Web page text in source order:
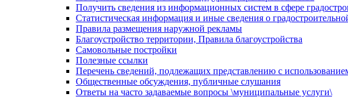
Получить сведения из информационных систем в сфере
Статистическая информация и иные сведения о
Правила размещения наружной рекламы
Благоустройство территории, Правила благоустройства
Самовольные постройки
Полезные ссылки
Перечень сведений, подлежащих представлению с
Общественные обсуждения, публичные слушания
Ответы на часто задаваемые вопросы \муниципальные услуги\